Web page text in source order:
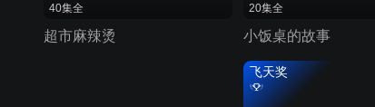
40集全
超市麻辣烫
20集全
小饭桌的故事
飞天奖